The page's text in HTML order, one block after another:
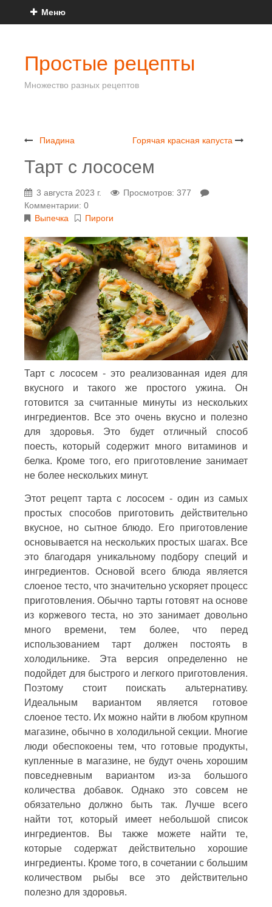
Меню
Простые рецепты
Множество разных рецептов
Пиадина Горячая красная капуста
Тарт с лососем
3 августа 2023 г.
Просмотров: 377
Комментарии: 0
Выпечка
Пироги
Тарт с лососем - это реализованная идея для
вкусного и такого же простого ужина. Он
готовится за считанные минуты из нескольких
ингредиентов. Все это очень вкусно и полезно
для здоровья. Это будет отличный способ
поесть, который содержит много витаминов и
белка. Кроме того, его приготовление занимает
не более нескольких минут.
Этот рецепт тарта с лососем - один из самых
простых способов приготовить действительно
вкусное, но сытное блюдо. Его приготовление
основывается на нескольких простых шагах. Все
это благодаря уникальному подбору специй и
ингредиентов. Основой всего блюда является
слоеное тесто, что значительно ускоряет процесс
приготовления. Обычно тарты готовят на основе
из коржевого теста, но это занимает довольно
много времени, тем более, что перед
использованием тарт должен постоять в
холодильнике. Эта версия определенно не
подойдет для быстрого и легкого приготовления.
Поэтому стоит поискать альтернативу.
Идеальным вариантом является готовое
слоеное тесто. Их можно найти в любом крупном
магазине, обычно в холодильной секции. Многие
люди обеспокоены тем, что готовые продукты,
купленные в магазине, не будут очень хорошим
повседневным вариантом из-за большого
количества добавок. Однако это совсем не
обязательно должно быть так. Лучше всего
найти тот, который имеет небольшой список
ингредиентов. Вы также можете найти те,
которые содержат действительно хорошие
ингредиенты. Кроме того, в сочетании с большим
количеством рыбы все это действительно
полезно для здоровья.